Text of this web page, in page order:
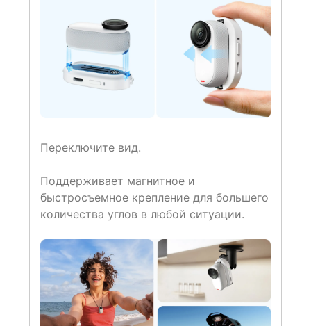
Переключите вид.
Поддерживает магнитное и
быстросъемное крепление для большего
количества углов в любой ситуации.